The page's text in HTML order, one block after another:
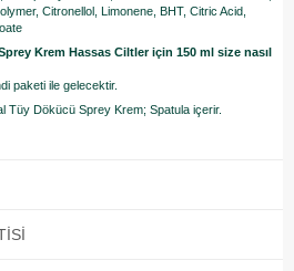
Citronellol, Limonene, BHT, Citric Acid,
Krem Hassas Ciltler için 150 ml size nasıl
paketi ile gelecektir.
Tüy Dökücü Sprey Krem; Spatula içerir.